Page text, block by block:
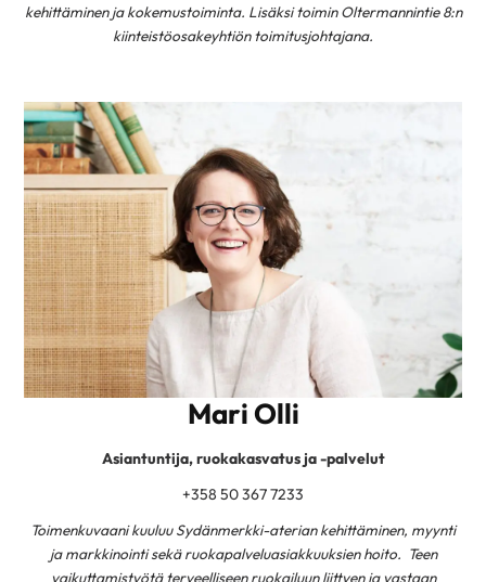
kehittäminen ja kokemustoiminta. Lisäksi toimin Oltermannintie 8:n
kiinteistöosakeyhtiön toimitusjohtajana.
Mari Olli
Asiantuntija, ruokakasvatus ja -palvelut
+358 50 367 7233
Toimenkuvaani kuuluu Sydänmerkki-aterian kehittäminen, myynti
ja markkinointi sekä ruokapalveluasiakkuuksien hoito. Teen
vaikuttamistyötä terveelliseen ruokailuun liittyen ja vastaan